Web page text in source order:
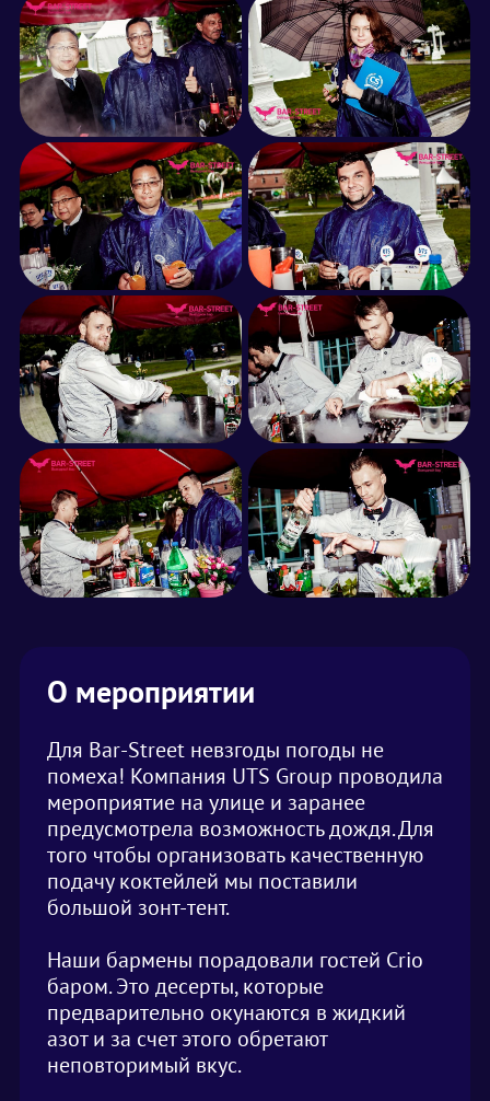
О мероприятии
Для Bar-Street невзгоды погоды не
помеха! Компания UTS Group проводила
мероприятие на улице и заранее
предусмотрела возможность дождя. Для
того чтобы организовать качественную
подачу коктейлей мы поставили
большой зонт-тент.
Наши бармены порадовали гостей Crio
баром. Это десерты, которые
предварительно окунаются в жидкий
азот и за счет этого обретают
неповторимый вкус.